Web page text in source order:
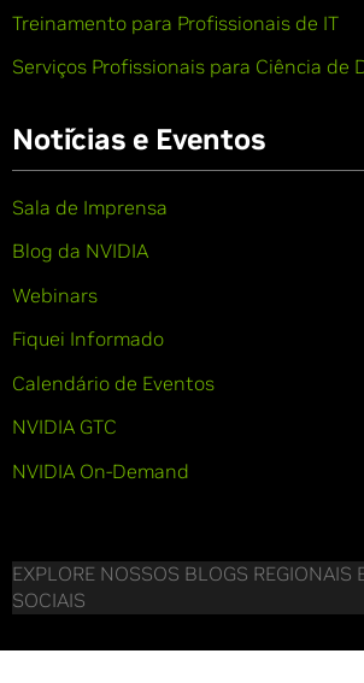
Treinamento para Profissionais de IT
Serviços Profissionais para Ciência de
Notícias e Eventos
Sala de Imprensa
Blog da NVIDIA
Webinars
Fiquei Informado
Calendário de Eventos
NVIDIA GTC
NVIDIA On-Demand
EXPLORE NOSSOS BLOGS REGIONAIS
SOCIAIS